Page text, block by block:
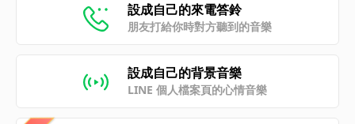
設成自己的來電答鈴
朋友打給你時對方聽到的音樂
設成自己的背景音樂
LINE 個人檔案頁的心情音樂